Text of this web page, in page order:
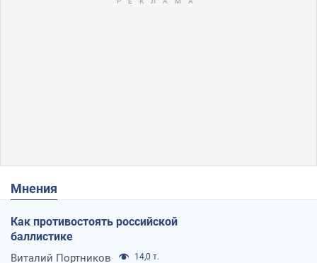
Мнения
Как противостоять российской
баллистике
Виталий Портников 14,0 т.